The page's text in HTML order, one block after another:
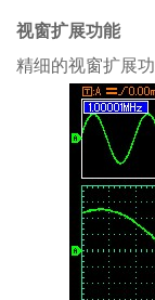
视窗扩展功能
精细的视窗扩展